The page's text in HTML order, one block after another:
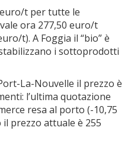
t per tutte le
ora 277,50 euro/t
t). A Foggia il “bio” è
i sottoprodotti
La-Nouvelle il prezzo è
l’ultima quotazione
resa al porto (-10,75
prezzo attuale è 255